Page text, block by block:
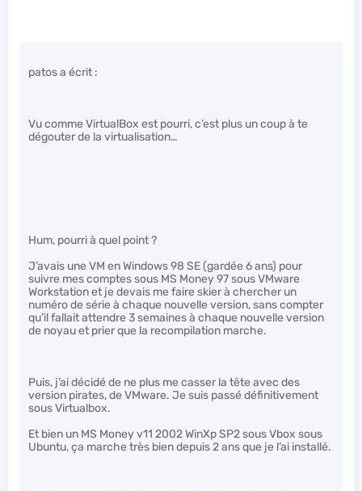
patos a écrit :
Vu comme VirtualBox est pourri, c’est plus un coup à te
dégouter de la virtualisation…
Hum, pourri à quel point ?
J’avais une VM en Windows 98 SE (gardée 6 ans) pour
suivre mes comptes sous MS Money 97 sous VMware
Workstation et je devais me faire skier à chercher un
numéro de série à chaque nouvelle version, sans compter
qu’il fallait attendre 3 semaines à chaque nouvelle version
de noyau et prier que la recompilation marche.
Puis, j’ai décidé de ne plus me casser la tête avec des
version pirates, de VMware. Je suis passé définitivement
sous Virtualbox.
Et bien un MS Money v11 2002 WinXp SP2 sous Vbox sous
Ubuntu, ça marche très bien depuis 2 ans que je l’ai installé.